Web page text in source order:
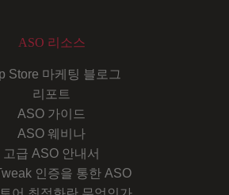
ASO 리소스
Store 마케팅 블로그
리포트
ASO 가이드
ASO 웨비나
고급 ASO 안내서
인증을 통한 ASO